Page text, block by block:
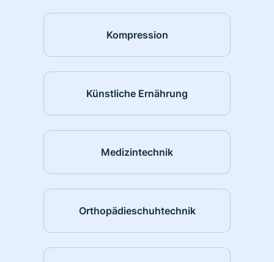
Kompression
Künstliche Ernährung
Medizintechnik
Orthopädieschuhtechnik